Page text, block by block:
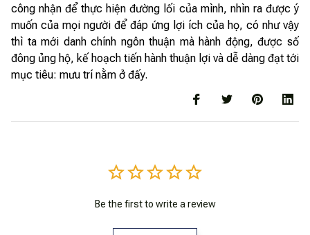
công nhận để thực hiện đường lối của mình, nhìn ra được ý
muốn của mọi người để đáp ứng lợi ích của họ, có như vậy
thì ta mới danh chính ngôn thuận mà hành động, được số
đông ủng hộ, kế hoạch tiến hành thuận lợi và dễ dàng đạt tới
mục tiêu: mưu trí nằm ở đấy.
Be the first to write a review